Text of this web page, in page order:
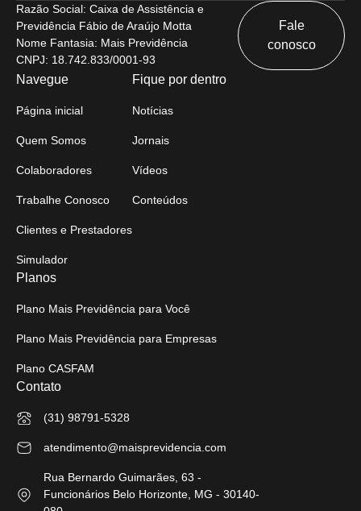
Razão Social: Caixa de Assistência e
Previdência Fábio de Araújo Motta
Nome Fantasia: Mais Previdência
CNPJ: 18.742.833/0001-93
Fale
conosco
Navegue
Página inicial
Quem Somos
Colaboradores
Trabalhe Conosco
Clientes e Prestadores
Simulador
Fique por dentro
Notícias
Jornais
Vídeos
Conteúdos
Planos
Plano Mais Previdência para Você
Plano Mais Previdência para Empresas
Plano CASFAM
Contato
(31) 98791-5328
atendimento@maisprevidencia.com
Rua Bernardo Guimarães, 63 -
Funcionários Belo Horizonte, MG - 30140-